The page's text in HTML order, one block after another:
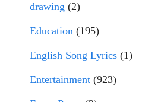
drawing (2)
Education (195)
English Song Lyrics (1)
Entertainment (923)